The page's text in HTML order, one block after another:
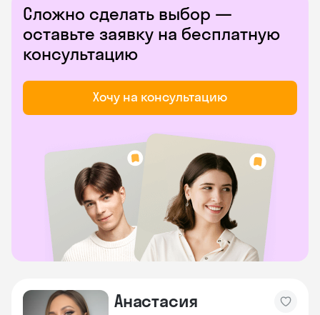
Сложно сделать выбор —
оставьте заявку на бесплатную
консультацию
Хочу на консультацию
Анастасия